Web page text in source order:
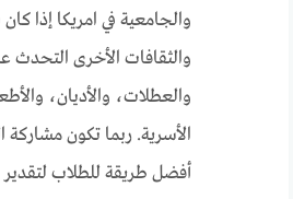
والجامعية في امريكا إذا
والثقافات الأخرى التحدث
والعطلات، والأديان،
الأسرية. ربما تكون
أفضل طريقة للطلاب لتقدير